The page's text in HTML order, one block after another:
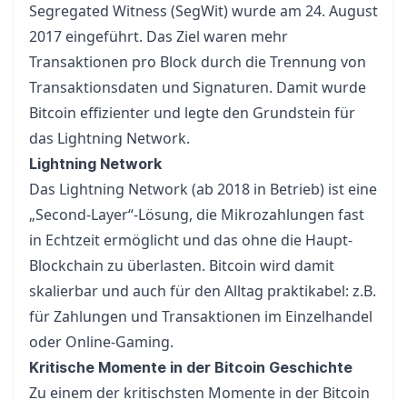
Segregated Witness (SegWit) wurde am 24. August
2017 eingeführt. Das Ziel waren mehr
Transaktionen pro Block durch die Trennung von
Transaktionsdaten und Signaturen. Damit wurde
Bitcoin effizienter und legte den Grundstein für
das Lightning Network.
Lightning Network
Das Lightning Network (ab 2018 in Betrieb) ist eine
„Second-Layer“-Lösung, die Mikrozahlungen fast
in Echtzeit ermöglicht und das ohne die Haupt-
Blockchain zu überlasten. Bitcoin wird damit
skalierbar und auch für den Alltag praktikabel: z.B.
für Zahlungen und Transaktionen im Einzelhandel
oder Online-Gaming.
Kritische Momente in der Bitcoin Geschichte
Zu einem der kritischsten Momente in der Bitcoin